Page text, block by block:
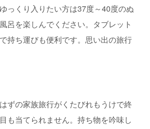
ゆっくり入りたい方は37度～40度のぬ
呂を楽しんでください。 タブレット
持ち運びも便利です。 思い出の旅行
ずの家族旅行がくたびれもうけで終
も当てられません。持ち物を吟味し